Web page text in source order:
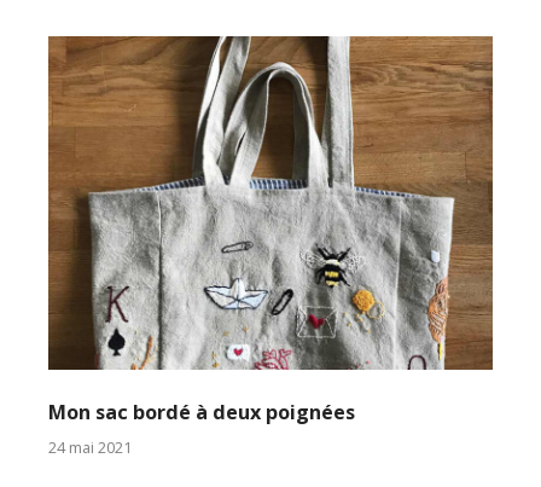
Mon sac bordé à deux poignées
24 mai 2021